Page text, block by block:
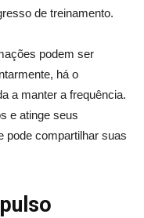
de treinamento.
podem ser
há o
a manter a frequência.
e atinge seus
pode compartilhar suas